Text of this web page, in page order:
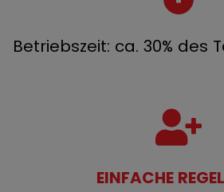
Betriebszeit: ca. 30% des
EINFACHE